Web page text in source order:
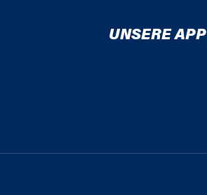
UNSERE APP